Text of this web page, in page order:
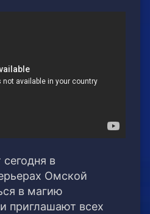
в
Омской
в магию
приглашают всех